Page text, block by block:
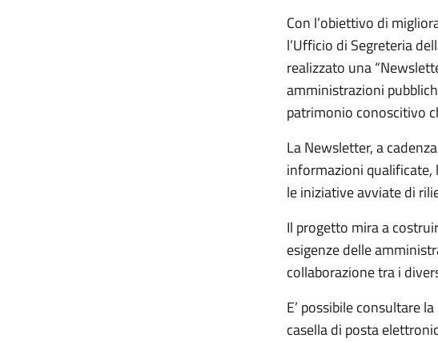
Con l’obiettivo di
l’Ufficio di Segreteria
realizzato una
amministrazioni
patrimonio conoscitivo
La Newsletter, a
informazioni qualificate,
le iniziative avviate di
Il progetto mira a
esigenze delle
collaborazione tra i
E’ possibile consultare
casella di posta